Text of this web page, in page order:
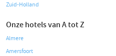
Zuid-Holland
Onze hotels van A tot Z
Almere
Amersfoort